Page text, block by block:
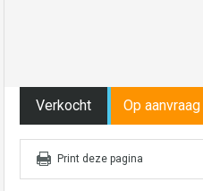
Verkocht Op aanvraag
Print deze pagina